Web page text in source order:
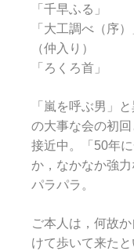
「千早ふる」
「大工調べ（序）
（仲入り）
「ろくろ首」
「嵐を呼ぶ男」
の大事な会の初
接近中。「50年
か，なかなか強
パラパラ。
ご本人は，何故
けて歩いて来た